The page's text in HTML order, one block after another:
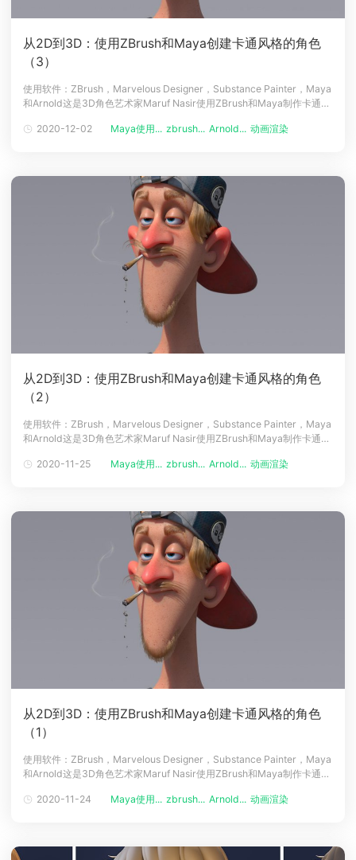
从2D到3D：使用ZBrush和Maya创建卡通风格的角色
（3）
使用软件：ZBrush，Marvelous Designer，Substance Painter，Maya
和Arnold这是3D角色艺术家Maruf Nasir使用ZBrush和Maya制作卡通风
持Arnold渲染器哦！）教程的第三部分。之前我们已经介绍了参考，
2020-12-02 Maya使用... zbrush... Arnold... 动画渲染
从2D到3D：使用ZBrush和Maya创建卡通风格的角色
（2）
使用软件：ZBrush，Marvelous Designer，Substance Painter，Maya
和Arnold这是3D角色艺术家Maruf Nasir使用ZBrush和Maya制作卡通风
染器哦！）进行渲染教程的第二部分。之前我们已经介绍了参考，建模
2020-11-25 Maya使用... zbrush... Arnold... 动画渲染
从2D到3D：使用ZBrush和Maya创建卡通风格的角色
（1）
使用软件：ZBrush，Marvelous Designer，Substance Painter，Maya
和Arnold这是3D角色艺术家Maruf Nasir使用ZBrush和Maya制作卡通风
Arnold渲染器哦！）进行渲染教程的第一部分。介绍在本教程中，3D角
2020-11-24 Maya使用... zbrush... Arnold... 动画渲染